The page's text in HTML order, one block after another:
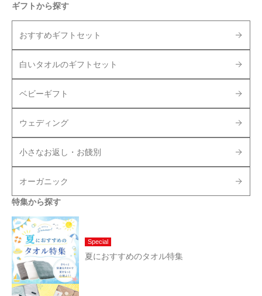
ギフトから探す
おすすめギフトセット
白いタオルのギフトセット
ベビーギフト
ウェディング
小さなお返し・お餞別
オーガニック
特集から探す
Special
夏におすすめのタオル特集